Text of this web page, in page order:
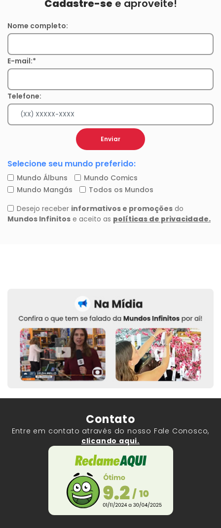
Contato
Entre em contato através do nosso Fale Conosco,
clicando aqui.